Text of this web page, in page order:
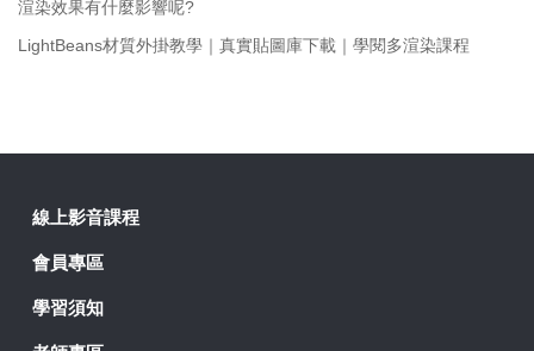
渲染效果有什麼影響呢?
LightBeans材質外掛教學｜真實貼圖庫下載｜學閱多渲染課程
線上影音課程
會員專區
學習須知